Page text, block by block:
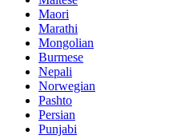
Maori
Marathi
Mongolian
Burmese
Nepali
Norwegian
Pashto
Persian
Punjabi